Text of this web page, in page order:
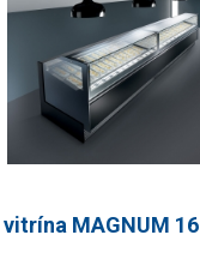
MAGNUM 16